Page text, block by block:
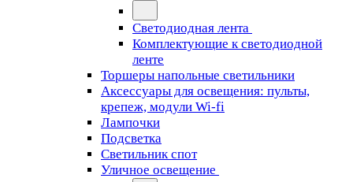
Светодиодная лента
Комплектующие к светодиодной
ленте
Торшеры напольные светильники
Аксессуары для освещения: пульты,
крепеж, модули Wi-fi
Лампочки
Подсветка
Светильник спот
Уличное освещение